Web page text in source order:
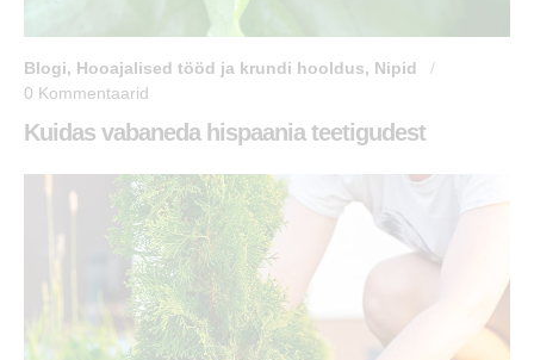
Blogi, Hooajalised tööd ja krundi hooldus, Nipid
0 Kommentaarid
Kuidas vabaneda hispaania teetigudest